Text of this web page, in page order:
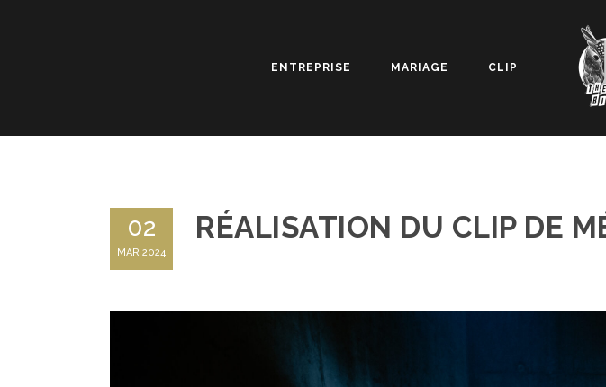
ENTREPRISE MARIAGE CLIP
02
MAR 2024
RÉALISATION DU CLIP DE